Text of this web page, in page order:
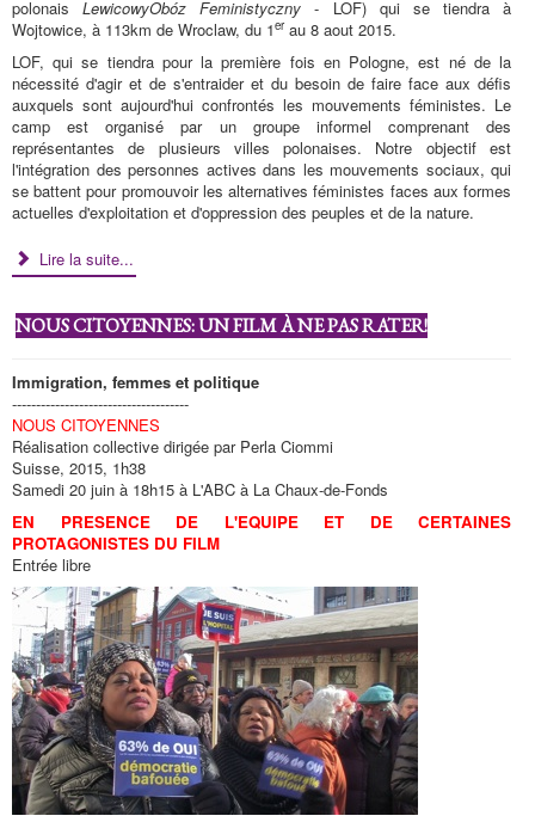
polonaisLewicowyObóz Feministyczny - LOF) qui se tiendra à
Wojtowice, à 113km de Wroclaw, du 1er au 8 aout 2015.
LOF, qui se tiendra pour la première fois en Pologne, est né de la
nécessité d'agir et de s'entraider et du besoin de faire face aux défis
auxquels sont aujourd'hui confrontés les mouvements féministes. Le
camp est organisé par un groupe informel comprenant des
représentantes de plusieurs villes polonaises. Notre objectif est
l'intégration des personnes actives dans les mouvements sociaux, qui
se battent pour promouvoir les alternatives féministes faces aux formes
actuelles d'exploitation et d'oppression des peuples et de la nature.
Lire la suite...
NOUS CITOYENNES: UN FILM À NE PAS RATER!
Immigration, femmes et politique
-------------------------------------
NOUS CITOYENNES
Réalisation collective dirigée par Perla Ciommi
Suisse, 2015, 1h38
Samedi 20 juin à 18h15 à L'ABC à La Chaux-de-Fonds
EN PRESENCE DE L'EQUIPE ET DE CERTAINES
PROTAGONISTES DU FILM
Entrée libre